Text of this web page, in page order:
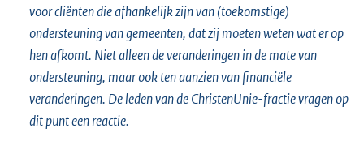
voor cliënten die afhankelijk zijn van (toekomstige)
ondersteuning van gemeenten, dat zij moeten weten wat er op
hen afkomt. Niet alleen de veranderingen in de mate van
ondersteuning, maar ook ten aanzien van financiële
veranderingen. De leden van de ChristenUnie-fractie vragen op
dit punt een reactie.